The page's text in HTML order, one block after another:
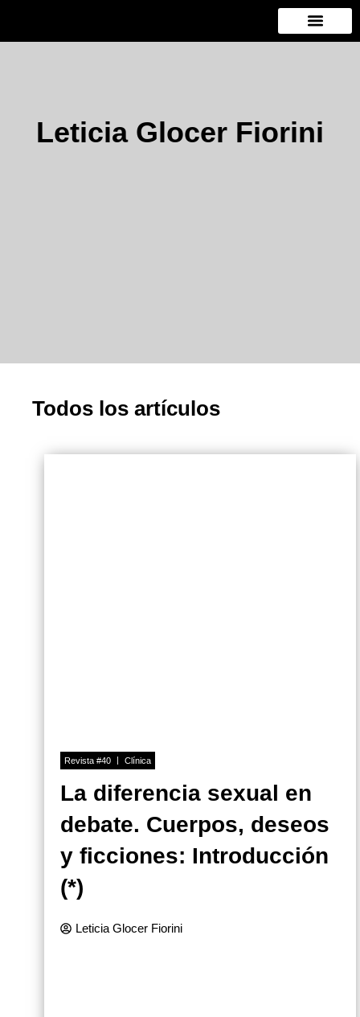
Leticia Glocer Fiorini
Todos los artículos
Revista #40 Clínica
La diferencia sexual en
debate. Cuerpos, deseos
y ficciones: Introducción
(*)
Leticia Glocer Fiorini